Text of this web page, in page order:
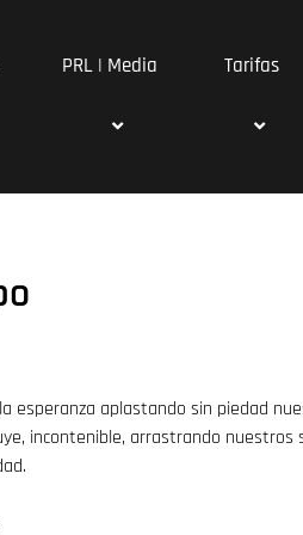
PRL | Media Tarifas
esperanza aplastando sin piedad
incontenible, arrastrando nuestros